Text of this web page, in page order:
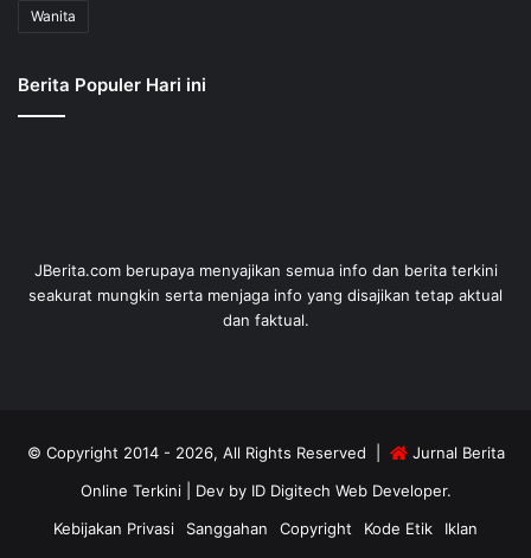
Wanita
Berita Populer Hari ini
JBerita.com berupaya menyajikan semua info dan berita terkini
seakurat mungkin serta menjaga info yang disajikan tetap aktual
dan faktual.
© Copyright 2014 - 2026, All Rights Reserved |
Jurnal Berita
Online Terkini| Dev by ID Digitech Web Developer.
Kebijakan Privasi
Sanggahan Copyright Kode Etik
Iklan